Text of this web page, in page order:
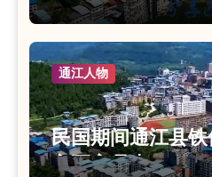
通江人物
民国期间通江县
主要官员表